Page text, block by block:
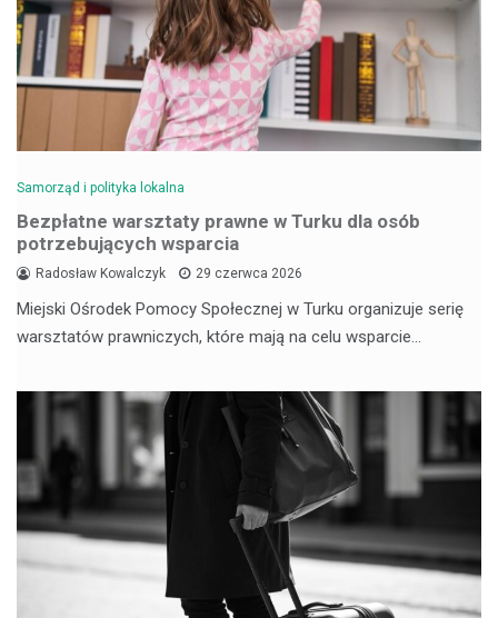
Samorząd i polityka lokalna
Bezpłatne warsztaty prawne w Turku dla osób
potrzebujących wsparcia
Radosław Kowalczyk 29 czerwca 2026
Miejski Ośrodek Pomocy Społecznej w Turku organizuje serię
warsztatów prawniczych, które mają na celu wsparcie…